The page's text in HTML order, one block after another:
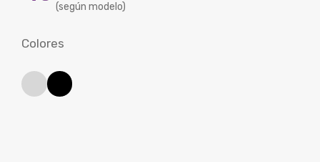
(según modelo)
Colores